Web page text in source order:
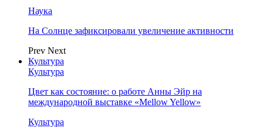
Наука
На Солнце зафиксировали увеличение активности
Prev Next
Культура
Культура
Цвет как состояние: о работе Анны Эйр на
международной выставке «Mellow Yellow»
Культура